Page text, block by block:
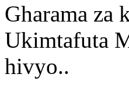
Gharama za
Ukimtafuta
hivyo..